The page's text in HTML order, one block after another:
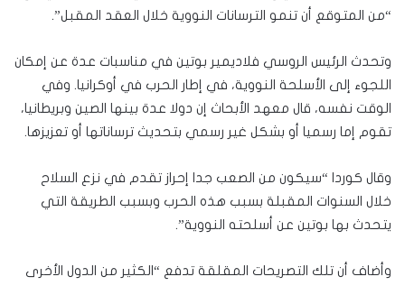
“من المتوقع أن تنمو الترسانات النووية خلال العقد المقبل”.
وتحدث الرئيس الروسي فلاديمير بوتين في مناسبات عدة عن إمكان
اللجوء إلى الأسلحة النووية، في إطار الحرب في أوكرانيا. وفي
الوقت نفسه، قال معهد الأبحاث إن دولا عدة بينها الصين وبريطانيا،
تقوم إما رسميا أو بشكل غير رسمي بتحديث ترساناتها أو تعزيزها.
وقال كوردا “سيكون من الصعب جدا إحراز تقدم في نزع السلاح
خلال السنوات المقبلة بسبب هذه الحرب وبسبب الطريقة التي
يتحدث بها بوتين عن أسلحته النووية”.
وأضاف أن تلك التصريحات المقلقة تدفع “الكثير من الدول الأخرى